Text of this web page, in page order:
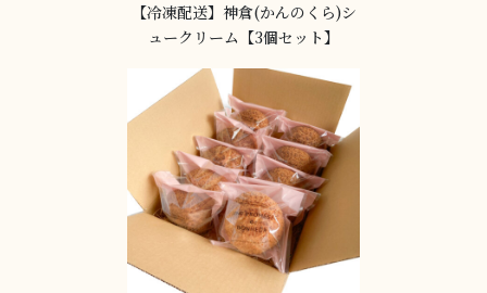
【冷凍配送】神倉(かんのくら)シ
ュークリーム【3個セット】